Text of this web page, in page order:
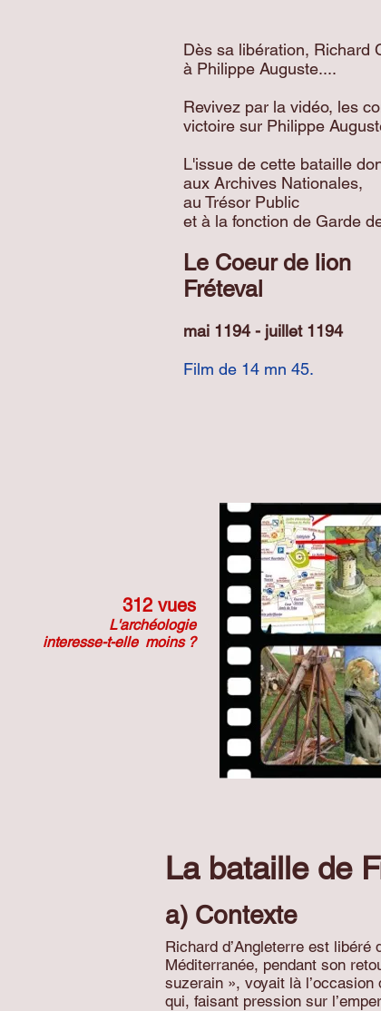
Dès sa libération, Richard
à Philippe Auguste....
Revivez par la vidéo, les
victoire sur Philippe
L'issue de cette bataille
aux Archives Nationales,
au Trésor Public
et à la fonction de Garde
Le Coeur de lion
Fréteval
mai 1194 - juillet 1194
Film de 14 mn 45.
312 vues
L'archéologie
interesse-t-elle moins ?
La bataille de
a) Contexte
Richard d’Angleterre est libéré
Méditerranée, pendant son
suzerain », voyait là
qui, faisant pression sur